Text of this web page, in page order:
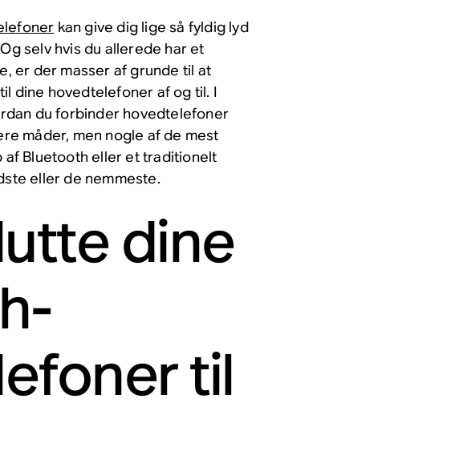
kan give dig lige så fyldig lyd
selv hvis du allerede har et
er der masser af grunde til at
dine hovedtelefoner af og til. I
du forbinder hovedtelefoner
måder, men nogle af de mest
Bluetooth eller et traditionelt
eller de nemmeste.
dine
til